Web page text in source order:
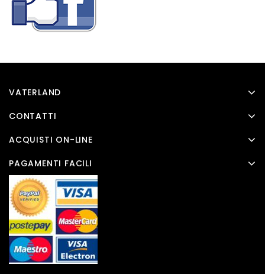
VATERLAND
CONTATTI
ACQUISTI ON-LINE
PAGAMENTI FACILI